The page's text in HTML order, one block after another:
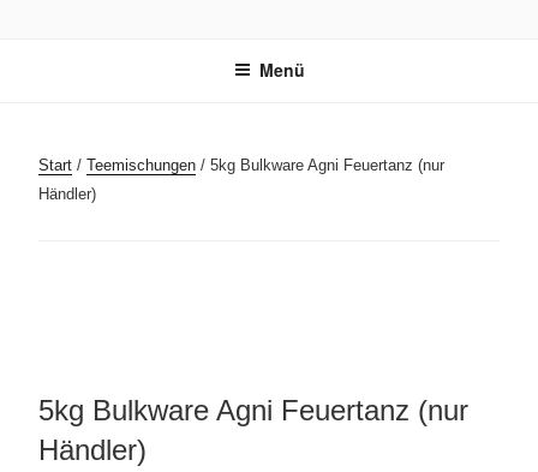
Menü
Start / Teemischungen / 5kg Bulkware Agni Feuertanz (nur
Händler)
5kg Bulkware Agni Feuertanz (nur
Händler)